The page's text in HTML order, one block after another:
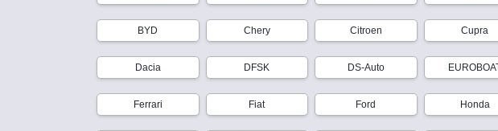
BYD Chery Citroen Cupra
Dacia DFSK DS-Auto
Ferrari Fiat Ford Honda